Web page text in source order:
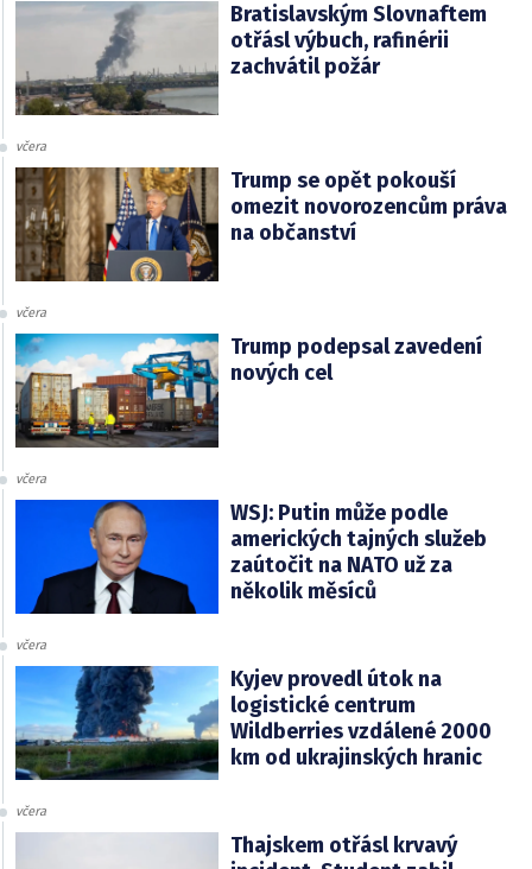
Bratislavským Slovnaftem
otřásl výbuch, rafinérii
zachvátil požár
včera
Trump se opět pokouší
omezit novorozencům práva
na občanství
včera
Trump podepsal zavedení
nových cel
včera
WSJ: Putin může podle
amerických tajných služeb
zaútočit na NATO už za
několik měsíců
včera
Kyjev provedl útok na
logistické centrum
Wildberries vzdálené 2000
km od ukrajinských hranic
včera
Thajskem otřásl krvavý